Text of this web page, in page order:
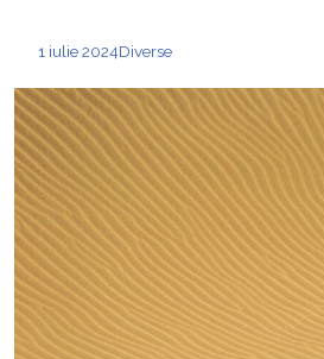
1 iulie 2024Diverse